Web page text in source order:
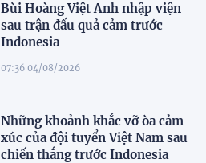
Bùi Hoàng Việt Anh nhập viện
sau trận đấu quả cảm trước
Indonesia
07:36 04/08/2026
Những khoảnh khắc vỡ òa cảm
xúc của đội tuyển Việt Nam sau
chiến thắng trước Indonesia